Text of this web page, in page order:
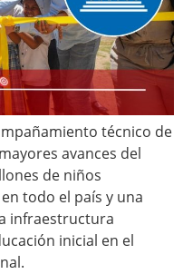
técnico de
avances del
de niños
todo el país y una
infraestructura
inicial en el